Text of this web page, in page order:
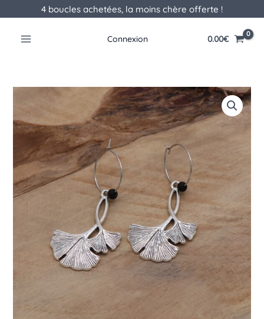
au
contenu
4 boucles achetées, la moins chère offerte !
Connexion 0.00€